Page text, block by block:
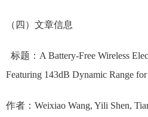
（四）文章信息
标题：A Battery-Free Wireless
Featuring 143dB Dynamic Range
作者：Weixiao Wang, Yili Shen,